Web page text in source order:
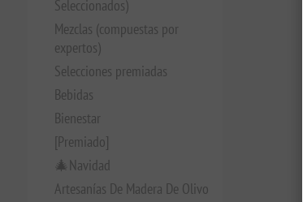
Seleccionados)
Mezclas (compuestas por
expertos)
Selecciones premiadas
Bebidas
Bienestar
[Premiado]
🎄Navidad
Artesanías De Madera De Olivo